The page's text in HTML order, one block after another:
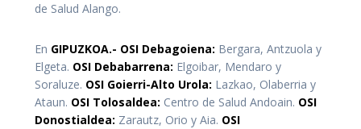
de Salud Alango.
En GIPUZKOA.- OSI Debagoiena: Bergara, Antzuola y
Elgeta. OSI Debabarrena: Elgoibar, Mendaro y
Soraluze. OSI Goierri-Alto Urola: Lazkao, Olaberria y
Ataun. OSI Tolosaldea: Centro de Salud Andoain. OSI
Donostialdea: Zarautz, Orio y Aia. OSI